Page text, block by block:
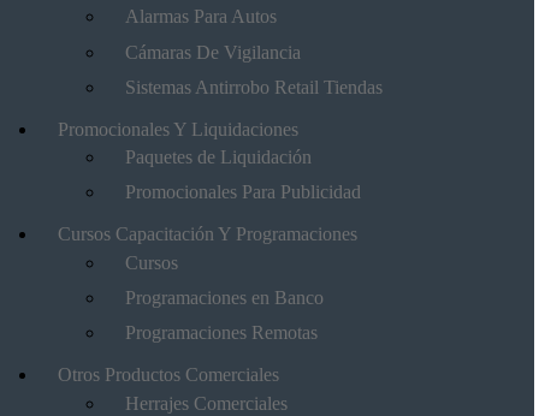
Alarmas Para Autos
Cámaras De Vigilancia
Sistemas Antirrobo Retail Tiendas
Promocionales Y Liquidaciones
Paquetes de Liquidación
Promocionales Para Publicidad
Cursos Capacitación Y Programaciones
Cursos
Programaciones en Banco
Programaciones Remotas
Otros Productos Comerciales
Herrajes Comerciales